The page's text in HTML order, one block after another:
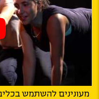
מעונינים להשתמש